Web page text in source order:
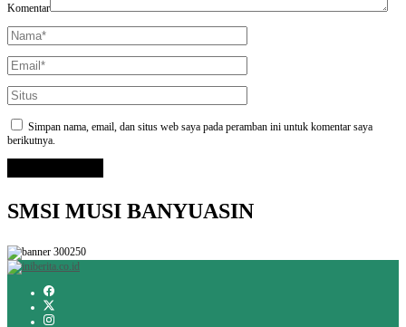
Komentar
Simpan nama, email, dan situs web saya pada peramban ini untuk komentar saya
berikutnya.
SMSI MUSI BANYUASIN